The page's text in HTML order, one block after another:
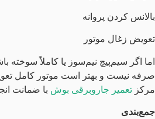
بالانس کردن پروانه
تعویض زغال موتور
اما اگر سیم‌پیچ نیم‌سوز یا کاملاً سوخته
صرفه نیست و بهتر است موتور کامل
مرکز تعمیر جاروبرقی بوش با ضمانت
جمع‌بندی